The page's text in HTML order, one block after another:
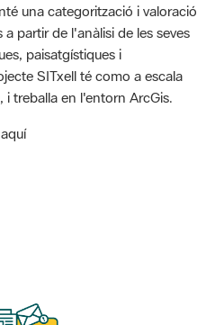
una categorització i valoració
partir de l'anàlisi de les seves
paisatgístiques i
SITxell té como a escala
treballa en l'entorn ArcGis.
media es de 0 estrellas de